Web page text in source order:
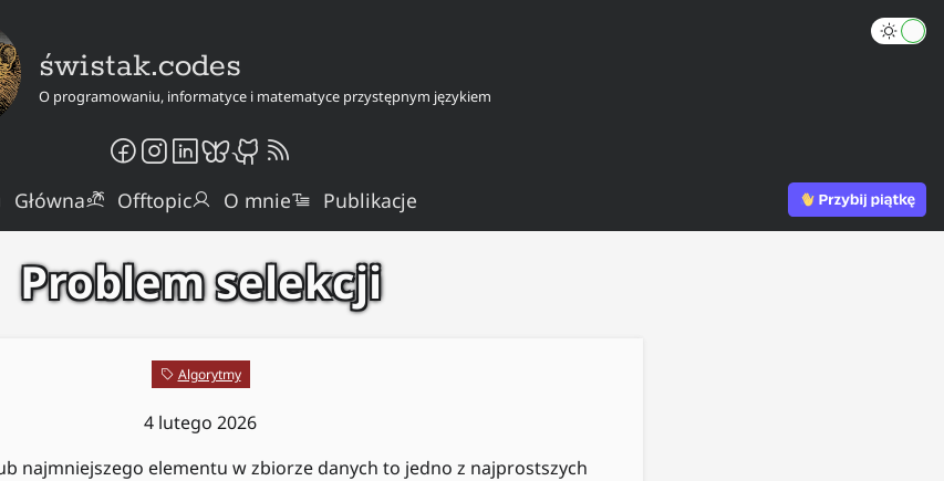
świstak.codes
O programowaniu, informatyce i matematyce przystępnym językiem
Główna Offtopic O mnie Publikacje
Problem selekcji
Algorytmy
4 lutego 2026
najmniejszego elementu w zbiorze danych to jedno z najprostszych